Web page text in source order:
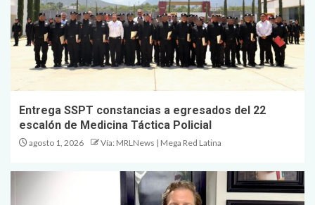
Entrega SSPT constancias a egresados del 22
escalón de Medicina Táctica Policial
agosto 1, 2026 Vía: MRLNews | Mega Red Latina